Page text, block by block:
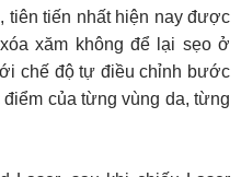
tiên tiến nhất hiện nay được
xăm không để lại sẹo ở
chế độ tự điều chỉnh bước
của từng vùng da, từng